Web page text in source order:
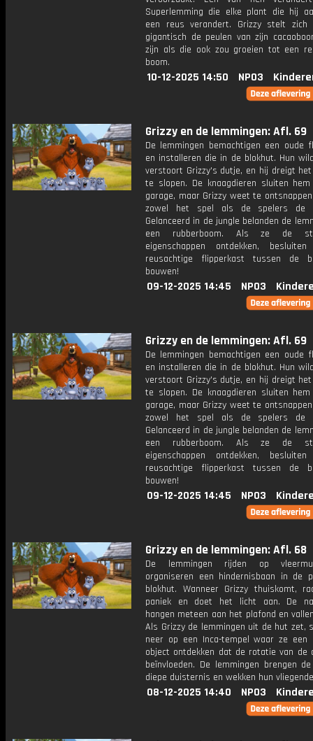
Superlemming die elke plant die hij
een reus verandert. Grizzy stelt zich
gigantisch de peulen van zijn
zijn als die ook zou groeien tot een
boom.
10-12-2025 14:50 NPO3
Grizzy en de lemmingen: Afl. 69
De lemmingen bemachtigen een oude
en installeren die in de blokhut. Hun
verstoort Grizzy's dutje, en hij dreigt
te slopen. De knaagdieren sluiten
garage, maar Grizzy weet te
zowel het spel als de spelers de
Gelanceerd in de jungle belanden de
een rubberboom. Als ze de
eigenschappen ontdekken,
reusachtige flipperkast tussen de
bouwen!
09-12-2025 14:45 NPO3
Grizzy en de lemmingen: Afl. 69
De lemmingen bemachtigen een oude
en installeren die in de blokhut. Hun
verstoort Grizzy's dutje, en hij dreigt
te slopen. De knaagdieren sluiten
garage, maar Grizzy weet te
zowel het spel als de spelers de
Gelanceerd in de jungle belanden de
een rubberboom. Als ze de
eigenschappen ontdekken,
reusachtige flipperkast tussen de
bouwen!
09-12-2025 14:45 NPO3
Grizzy en de lemmingen: Afl. 68
De lemmingen rijden op
organiseren een hindernisbaan in de
blokhut. Wanneer Grizzy thuiskomt,
paniek en doet het licht aan. De
hangen meteen aan het plafond en
Als Grizzy de lemmingen uit de hut zet,
neer op een Inca-tempel waar ze een
object ontdekken dat de rotatie van de
beïnvloeden. De lemmingen brengen
diepe duisternis en wekken hun
08-12-2025 14:40 NPO3